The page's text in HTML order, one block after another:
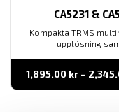
CA5231 &
Kompakta TRMS
upplösning
1,895.00 kr –